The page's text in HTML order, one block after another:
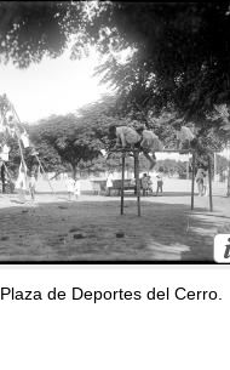
Plaza de Deportes del Cerro.